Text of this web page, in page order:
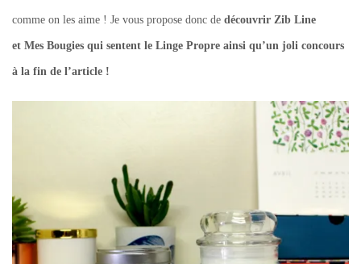
comme on les aime ! Je vous propose donc de découvrir Zib Line
et Mes Bougies qui sentent le Linge Propre ainsi qu’un joli concours
à la fin de l’article !